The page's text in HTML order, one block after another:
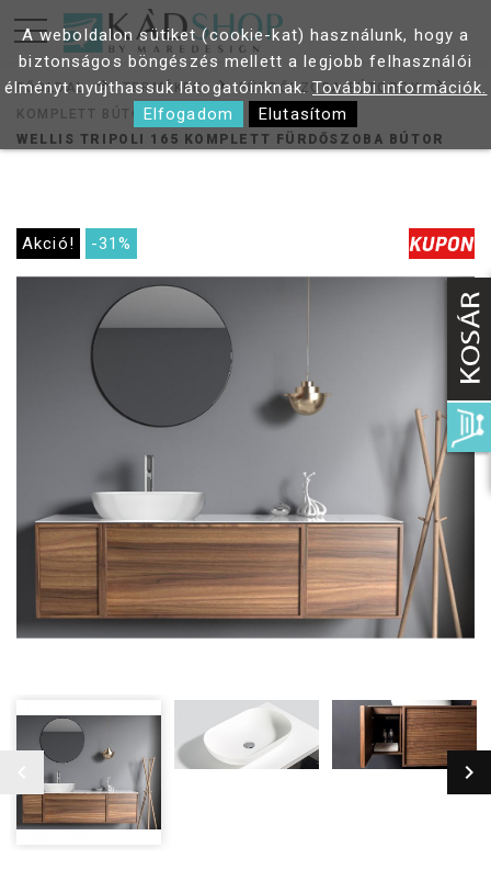
FŐOLDAL TERMÉKEK
FÜRDŐSZOBA BÚTOROK
KOMPLETT BÚTOR
WELLIS TRIPOLI 165 KOMPLETT FÜRDŐSZOBA BÚTOR
Akció! -31%
A weboldalon sütiket (cookie-kat) használunk, hogy a
biztonságos böngészés mellett a legjobb felhasználói
élményt nyújthassuk látogatóinknak.További információk.
Elfogadom
Elutasítom